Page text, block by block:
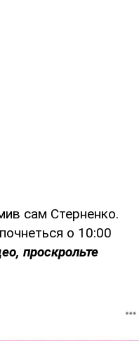
сам Стерненко.
о 10:00
проскрольте